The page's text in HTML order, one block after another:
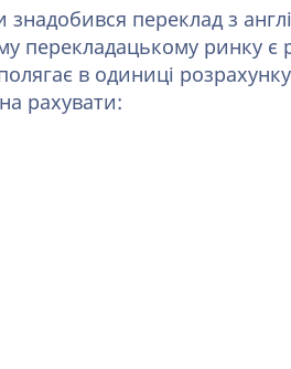
переклад з
перекладацькому ринку є
в одиниці
рахувати: